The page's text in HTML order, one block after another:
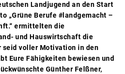
Landjugend an den Start
„Grüne Berufe #landgemacht –
ermittelten die
und Hauswirtschaft die
seid voller Motivation in den
Eure Fähigkeiten bewiesen und
Günther Felßner,